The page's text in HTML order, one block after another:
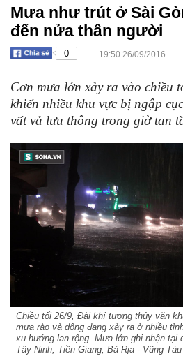
Mưa như trút ở Sài
đến nửa thân người
0 | 19:50 26/09/2016
Cơn mưa lớn xảy ra vào chiều
khiến nhiều khu vực bị ngập
vất vả lưu thông trong giờ tan
Chiều tối 26/9, Đài khí tượng thủy văn
mưa rào và dông đang xảy ra ở nhiều
xu hướng lan rộng. Mưa lớn ghi nhận tại
Tây Ninh, Tiền Giang, Bà Rịa - Vũng